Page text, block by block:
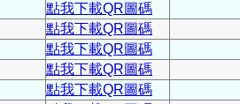
點我下載QR圖碼
點我下載QR圖碼
點我下載QR圖碼
點我下載QR圖碼
點我下載QR圖碼